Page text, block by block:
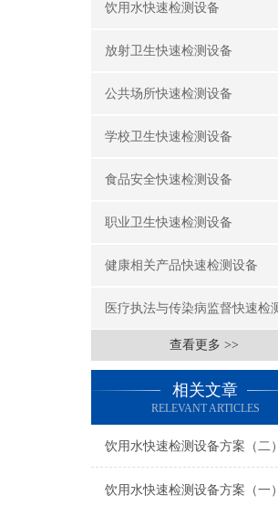
饮用水快速检测设备
放射卫生快速检测设备
公共场所快速检测设备
学校卫生快速检测设备
食品安全快速检测设备
职业卫生快速检测设备
健康相关产品快速检测设备
查看更多 >>
相关文章
RELEVANT ARTICLES
饮用水快速检测设备方案（二）
饮用水快速检测设备方案（一）